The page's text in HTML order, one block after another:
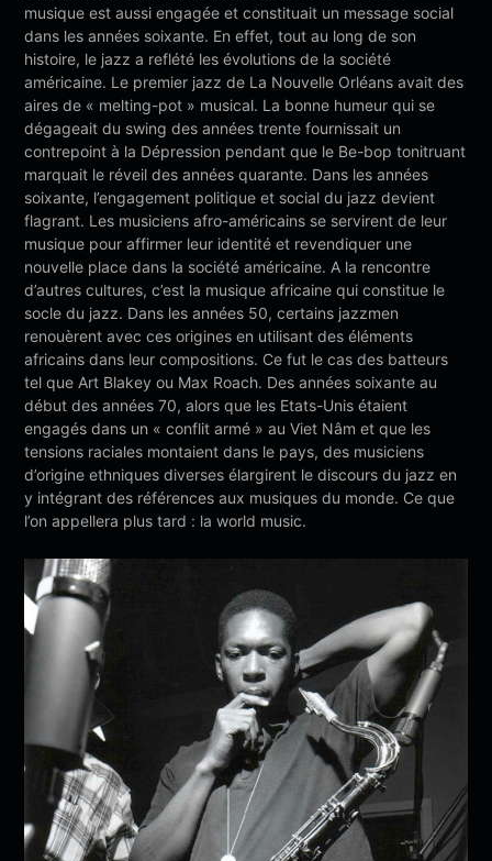
musique est aussi engagée et constituait un message social
dans les années soixante. En effet, tout au long de son
histoire, le jazz a reflété les évolutions de la société
américaine. Le premier jazz de La Nouvelle Orléans avait des
aires de « melting-pot » musical. La bonne humeur qui se
dégageait du swing des années trente fournissait un
contrepoint à la Dépression pendant que le Be-bop tonitruant
marquait le réveil des années quarante. Dans les années
soixante, l’engagement politique et social du jazz devient
flagrant. Les musiciens afro-américains se servirent de leur
musique pour affirmer leur identité et revendiquer une
nouvelle place dans la société américaine. A la rencontre
d’autres cultures, c’est la musique africaine qui constitue le
socle du jazz. Dans les années 50, certains jazzmen
renouèrent avec ces origines en utilisant des éléments
africains dans leur compositions. Ce fut le cas des batteurs
tel que Art Blakey ou Max Roach. Des années soixante au
début des années 70, alors que les Etats-Unis étaient
engagés dans un « conflit armé » au Viet Nâm et que les
tensions raciales montaient dans le pays, des musiciens
d’origine ethniques diverses élargirent le discours du jazz en
y intégrant des références aux musiques du monde. Ce que
l’on appellera plus tard : la world music.